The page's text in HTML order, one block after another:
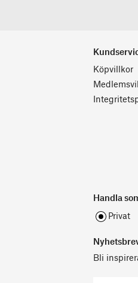
Köpvillkor
Handla
Privat
Bli